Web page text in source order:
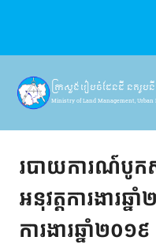
content
ក្រសួងរៀបចំដែនដី នគ
Ministry of Land Management,
របាយការណ៍បូក
អនុវត្តការងារ
ការងារឆ្នាំ២០